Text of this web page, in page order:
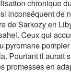
chronique
inconséquent de
de Sarkozy en
Ceux qui
pyromane pompier
Pourtant il aurait
promesses en